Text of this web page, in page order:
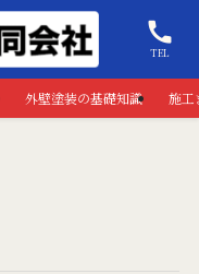
TEL
外壁塗装の基礎知識 施工